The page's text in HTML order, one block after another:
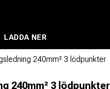
LADDA NER
240mm² 3 lödpunkter
240mm² 3 lödpunkter